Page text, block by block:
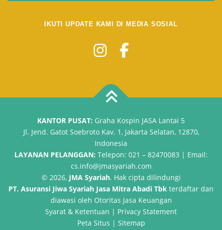
IKUTI UPDATE KAMI DI MEDIA SOSIAL
KANTOR PUSAT: Graha Kospin JASA Lantai 5
Jl. Jend. Gatot Soebroto Kav. 1, Jakarta Selatan, 12870,
Indonesia
LAYANAN PELANGGAN: Telepon: 021 – 82470083 | Email:
cs.info@jmasyariah.com
© 2026, JMA Syariah. Hak cipta dilindungi
PT. Asuransi Jiwa Syariah Jasa Mitra Abadi Tbk terdaftar dan
diawasi oleh Otoritas Jasa Keuangan
Syarat & Ketentuan | Privacy Statement
Peta Situs | Sitemap